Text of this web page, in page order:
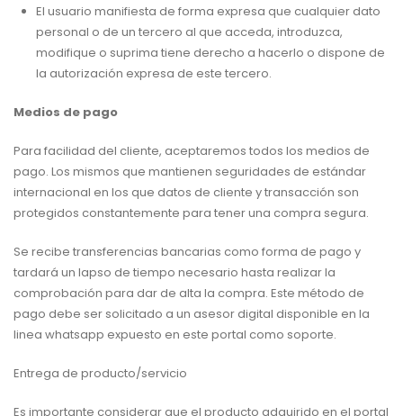
El usuario manifiesta de forma expresa que cualquier dato
personal o de un tercero al que acceda, introduzca,
modifique o suprima tiene derecho a hacerlo o dispone de
la autorización expresa de este tercero.
Medios de pago
Para facilidad del cliente, aceptaremos todos los medios de
pago. Los mismos que mantienen seguridades de estándar
internacional en los que datos de cliente y transacción son
protegidos constantemente para tener una compra segura.
Se recibe transferencias bancarias como forma de pago y
tardará un lapso de tiempo necesario hasta realizar la
comprobación para dar de alta la compra. Este método de
pago debe ser solicitado a un asesor digital disponible en la
linea whatsapp expuesto en este portal como soporte.
Entrega de producto/servicio
Es importante considerar que el producto adquirido en el portal